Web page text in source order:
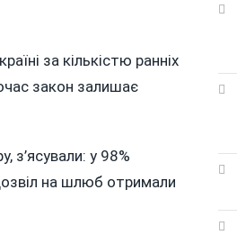
за кількістю ранніх
закон залишає
з’ясували: у 98%
на шлюб отримали